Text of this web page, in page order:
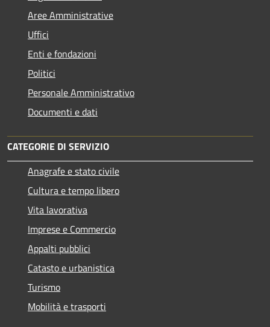
Aree Amministrative
Uffici
Enti e fondazioni
Politici
Personale Amministrativo
Documenti e dati
CATEGORIE DI SERVIZIO
Anagrafe e stato civile
Cultura e tempo libero
Vita lavorativa
Imprese e Commercio
Appalti pubblici
Catasto e urbanistica
Turismo
Mobilità e trasporti